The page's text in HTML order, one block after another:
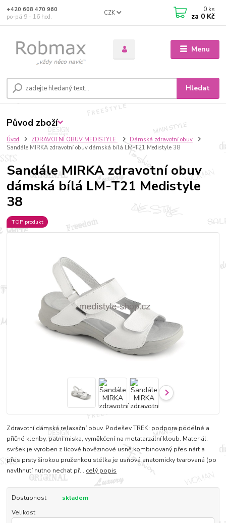
Menu
CZK
Hledat
+420 608 470 960
po-pá 9 - 16 hod.
0 ks
za 0 Kč
Úvod ZDRAVOTNÍ OBUV MEDISTYLE
Dámská zdravotní obuv
Sandále MIRKA zdravotní obuv dámská bílá LM-T21 Medistyle 38
Sandále MIRKA zdravotní obuv
dámská bílá LM-T21 Medistyle
38
TOP produkt
Zdravotní dámská relaxační obuv. Podešev TREK: podpora podélné a
příčné klenby, patní miska, vyměkčení na metatarzální kloub. Materiál:
svršek je vyroben z lícové hovězinové usně kombinovaný přes nárt a
přes prsty širokou pruženkou stélka je usňová anatomicky tvarovaná (po
navlhnutí nutno nechat př... celý popis
Dostupnost
skladem
Velikost
Původ zboží